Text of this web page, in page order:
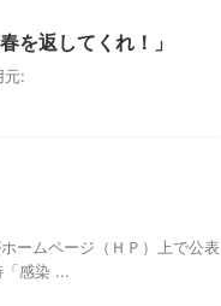
を返してくれ！」
元:
ームページ（ＨＰ）上で公表
「感染 ...